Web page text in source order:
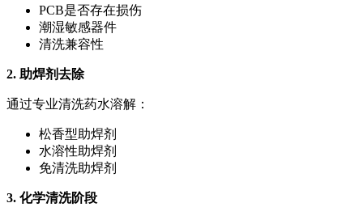
PCB是否存在损伤
潮湿敏感器件
清洗兼容性
2. 助焊剂去除
通过专业清洗药水溶解：
松香型助焊剂
水溶性助焊剂
免清洗助焊剂
3. 化学清洗阶段